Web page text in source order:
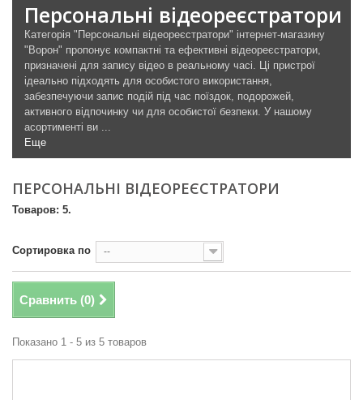
Персональні відеореєстратори
Категорія "Персональні відеореєстратори" інтернет-магазину
"Ворон" пропонує компактні та ефективні відеореєстратори,
призначені для запису відео в реальному часі. Ці пристрої
ідеально підходять для особистого використання,
забезпечуючи запис подій під час поїздок, подорожей,
активного відпочинку чи для особистої безпеки. У нашому
асортименті ви ...
Еще
ПЕРСОНАЛЬНІ ВІДЕОРЕЄСТРАТОРИ
Товаров: 5.
Сортировка по --
Сравнить (0)
Показано 1 - 5 из 5 товаров